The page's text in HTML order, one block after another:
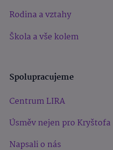
Rodina a vztahy
Škola a vše kolem
Spolupracujeme
Centrum LIRA
Úsměv nejen pro Kryštofa
Napsali o nás